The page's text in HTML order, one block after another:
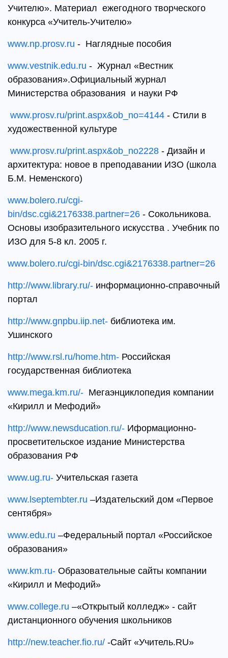
Учителю». Материал ежегодного творческого
конкурса «Учитель-Учителю»
www.np.prosv.ru - Наглядные пособия
www.vestnik.edu.ru - Журнал «Вестник
образования».Официальный журнал
Министерства образования и науки РФ
www.prosv.ru/print.aspx&ob_no=4144 - Стили в
художественной культуре
www.prosv.ru/print.aspx&ob_no2228 - Дизайн и
архитектура: новое в преподавании ИЗО (школа
Б.М. Неменского)
www.bolero.ru/cgi-
bin/dsc.cgi&2176338.partner=26 - Сокольникова.
Основы изобразительного искусства . Учебник по
ИЗО для 5-8 кл. 2005 г.
www.bolero.ru/cgi-bin/dsc.cgi&2176338.partner=26
http://www.library.ru/- информационно-справочный
портал
http://www.gnpbu.iip.net- библиотека им.
Ушинского
http://www.rsl.ru/home.htm- Российская
государственная библиотека
www.mega.km.ru/- Мегаэнциклопедия компании
«Кирилл и Мефодий»
http://www.newsducation.ru/- Иформационно-
просветительское издание Министерства
образования РФ
www.ug.ru- Учительская газета
www.lseptembter.ru –Издательский дом «Первое
сентября»
www.edu.ru –Федеральный портал «Российское
образования»
www.km.ru- Образовательные сайты компании
«Кирилл и Мефодий»
www.college.ru –«Открытый колледж» - сайт
дистанционного обучения школьников
http://new.teacher.fio.ru/ -Cайт «Учитель.RU»